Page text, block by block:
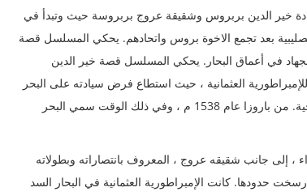
خير الدين بربروس وشقيقة عروج بربروسة حيث وتبدأ في
الصليبية بعد تجمع الاخوة بروس واتحادهم. يحكي المسلسل قصة
في أعماق البحار. يحكي المسلسل قصة خير الدين
العثمانية ، حيث استطاع فرض سيادته على البحر
الأبيض المتوسط ​​لمدة ثلاثة قرون على الأقل ، إثر المعركة التاريخية. من باروزا عام 1538 م ، وفي ذلك الوقت سمي البحر
، إلى جانب شقيقه عروج ، المعروف بانتصاراته وبطولاته
حدودها. كانت الإمبراطورية العثمانية في البحار السد